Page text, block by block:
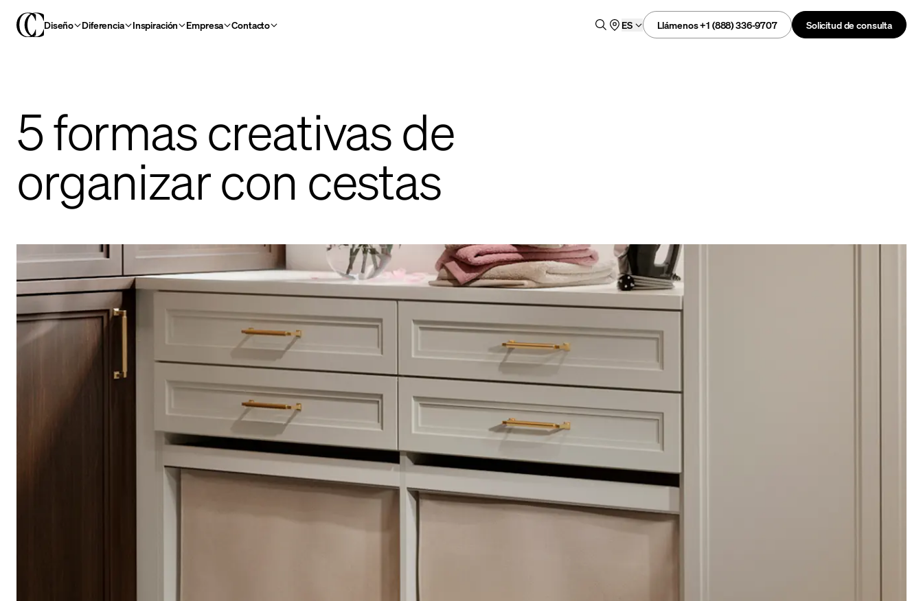
Diseño Diferencia Inspiración Empresa Contacto ES Llámenos +1 (888) 336-9707 Solicitud de consulta
5 formas creativas de
organizar con cestas